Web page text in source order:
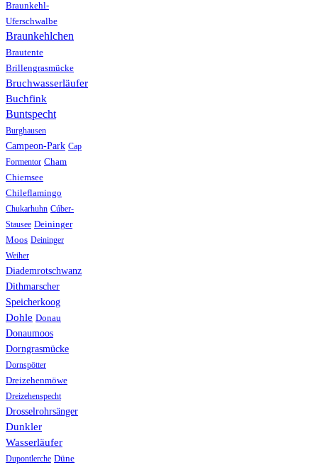
Braunkehl-
Uferschwalbe
Braunkehlchen
Brautente
Brillengrasmücke
Bruchwasserläufer
Buchfink
Buntspecht
Burghausen
Campeon-Park Cap
Formentor Cham
Chiemsee
Chileflamingo
Chukarhuhn Cúber-
Stausee Deininger
Moos Deininger
Weiher
Diademrotschwanz
Dithmarscher
Speicherkoog
Dohle Donau
Donaumoos
Dorngrasmücke
Dornspötter
Dreizehenmöwe
Dreizehenspecht
Drosselrohrsänger
Dunkler
Wasserläufer
Dupontlerche Düne